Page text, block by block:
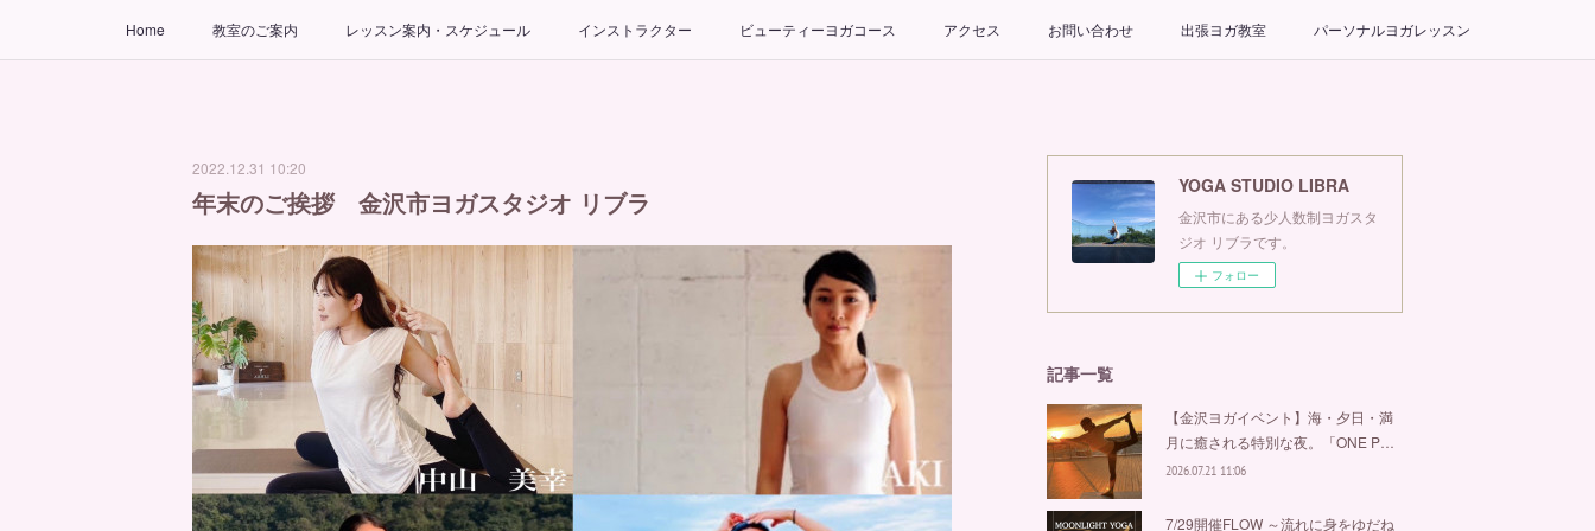
Home 教室のご案内 レッスン案内・スケジュール インストラクター ビューティーヨガコース アクセス お問い合わせ 出張ヨガ教室 パーソナルヨガレッスン
2022.12.31 10:20
年末のご挨拶 金沢市ヨガスタジオ リブラ YOGA STUDIO LIBRA
金沢市にある少人数制ヨガスタ
ジオ リブラです。
フォロー
記事一覧
【金沢ヨガイベント】海・夕日・満
月に癒される特別な夜。「ONE P…
2026.07.21 11:06
7/29開催FLOW ～流れに身をゆだね